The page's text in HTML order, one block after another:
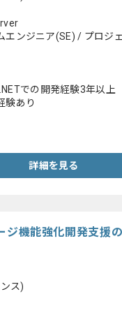
エンジニア(SE) / プロジ
での開発経験3年以上
験あり
詳細を見る
ジ機能強化開発支援
ス)